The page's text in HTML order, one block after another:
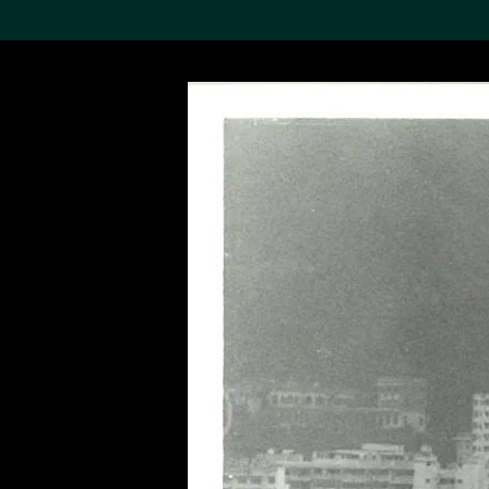
搜索M+藏品
19,052个结果
关于M+藏品
探索世界顶级的二十及二十
一世纪视觉文化藏品。